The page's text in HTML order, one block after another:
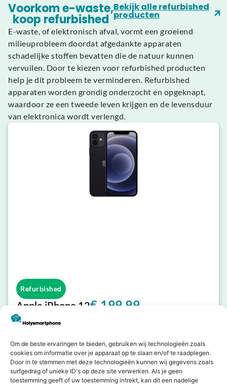
Om de beste ervaringen te bieden, gebruiken wij technologieën zoals
cookies om informatie over je apparaat op te slaan en/of te raadplegen.
Door in te stemmen met deze technologieën kunnen wij gegevens zoals
surfgedrag of unieke ID's op deze site verwerken. Als je geen
toestemming geeft of uw toestemming intrekt, kan dit een nadelige
Voorkom e-waste,
koop refurbished
Bekijk alle refurbished
producten
E-waste, of elektronisch afval, vormt een groeiend
milieuprobleem doordat afgedankte apparaten
schadelijke stoffen bevatten die de natuur kunnen
vervuilen. Door te kiezen voor refurbished producten
help je dit probleem te verminderen. Refurbished
apparaten worden grondig onderzocht en opgeknapt,
waardoor ze een tweede leven krijgen en de levensduur
van elektronica wordt verlengd.
Refurbished
Apple iPhone 12€ 199,99
Toch liever
nieuw?
Bekijk alle nieuwe
producten